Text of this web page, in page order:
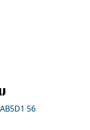
56